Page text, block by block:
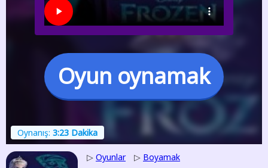
Oyun oynamak
Oynanış: 3:23 Dakika
▷ Oyunlar ▷ Boyamak